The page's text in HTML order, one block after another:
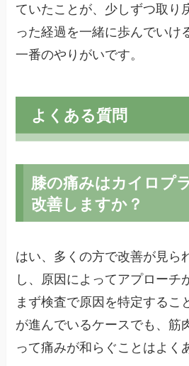
ていたことが、少しずつ取り
った経過を一緒に歩んでいけ
一番のやりがいです。
よくある質問
膝の痛みはカイロプ
改善しますか？
はい、多くの方で改善が見ら
し、原因によってアプローチ
まず検査で原因を特定するこ
が進んでいるケースでも、筋
って痛みが和らぐことはよく